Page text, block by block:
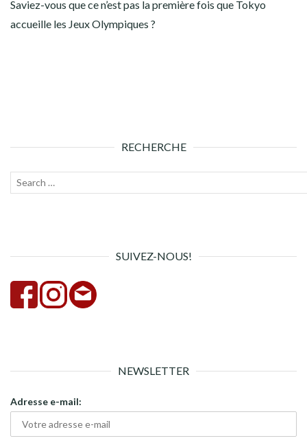
Saviez-vous que ce n’est pas la première fois que Tokyo
accueille les Jeux Olympiques ?
RECHERCHE
Recherche
SUIVEZ-NOUS!
NEWSLETTER
Adresse e-mail: